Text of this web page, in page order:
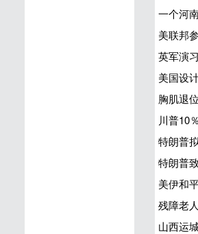
一个河
美联邦
英军演
美国设
胸肌退
川普10
特朗普
特朗普
美伊和
残障老
山西运